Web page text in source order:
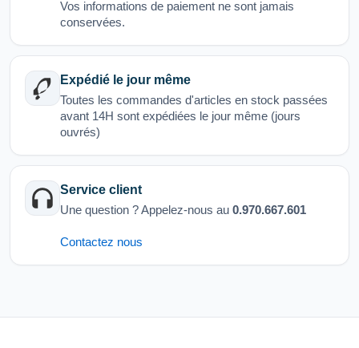
Vos informations de paiement ne sont jamais
conservées.
Expédié le jour même
Toutes les commandes d'articles en stock passées
avant 14H sont expédiées le jour même (jours
ouvrés)
Service client
Une question ? Appelez-nous au 0.970.667.601
Contactez nous